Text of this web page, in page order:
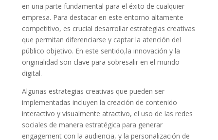
en una parte fundamental para el éxito de‌ cualquier⁤
empresa. Para destacar en este entorno altamente
competitivo,‍ es ⁣crucial desarrollar estrategias⁤ creativas​
que permitan ‌diferenciarse y captar la atención‍ del
público objetivo. En este sentido,la ⁤innovación y la​
originalidad⁣ son clave para sobresalir en ⁢el mundo
digital.
Algunas estrategias creativas que pueden ser
implementadas incluyen la creación de contenido
interactivo y visualmente⁢ atractivo, el uso de las⁣ redes
‌sociales ⁣de manera estratégica ‌para generar
engagement con⁣ la audiencia, y la personalización de